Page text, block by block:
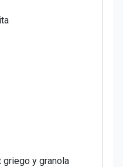
griego y granola